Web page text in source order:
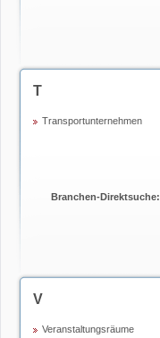
T
Transportunternehmen
Branchen-Direktsuche:
V
Veranstaltungsräume